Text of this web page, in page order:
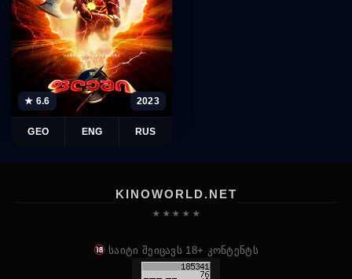
★ 6.6 2023
GEO ENG RUS
KINOWORLD.NET
★ ★ ★ ★ ★
საიტი შეიცავს 18+ კონტენტს